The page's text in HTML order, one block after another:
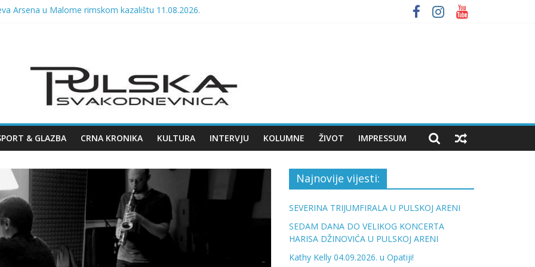
Arsena u Malome rimskom kazalištu 11.08.2026.
& GLAZBA CRNA KRONIKA KULTURA INTERVJU KOLUMNE ŽIVOT IMPRESSUM
Najnovije vijesti:
SEVERINA TRIJUMFIRALA U PULSKOJ ARENI
SEDAM DANA DO VELIKOG KONCERTA
HARISA DŽINOVIĆA U PULSKOJ ARENI
Kathy Kelly 04.09.2026. u Opatiji!